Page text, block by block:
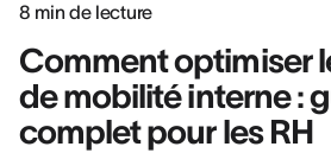
8 min de lecture
Comment optimiser
de mobilité interne :
complet pour les RH